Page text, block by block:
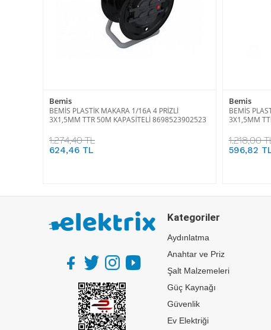
Bemis
BEMİS PLASTİK MAKARA 1/16A 4 PRİZLİ
3X1,5MM TTR 50M KAPASİTELİ 8698523902523
1.274,40 TL
624,46 TL
Bemis
BEMİS
3X1,5MM
1.218,00
596,82
Kategoriler
Aydınlatma
Anahtar ve Priz
Şalt Malzemeleri
Güç Kaynağı
Güvenlik
Ev Elektriği